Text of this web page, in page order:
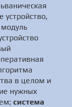
в целом и
нужных
система